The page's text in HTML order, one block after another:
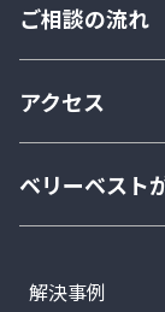
ご相談の流れ
アクセス
ベリーベスト
解決事例